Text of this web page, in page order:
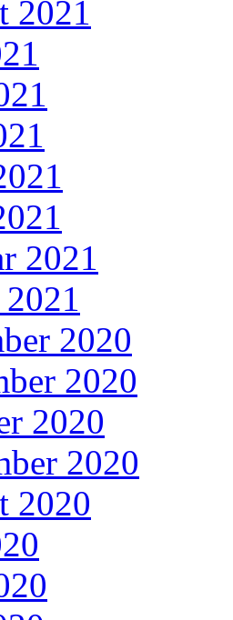
2021
2021
2020
2020
2020
2020
2020